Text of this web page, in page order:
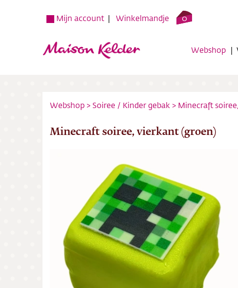
Mijn account Winkelmandje 0
Webshop
Over ons
Bezorging
Contact
Vacatures
Webshop > Soiree / Kinder gebak > Minecraft
Minecraft soiree, vierkant (groen)